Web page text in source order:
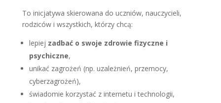
To inicjatywa skierowana do uczniów, nauczycieli,
rodziców i wszystkich, którzy chcą:
lepiej zadbać o swoje zdrowie fizyczne i
psychiczne,
unikać zagrożeń (np. uzależnień, przemocy,
cyberzagrożeń),
świadomie korzystać z internetu i technologii,